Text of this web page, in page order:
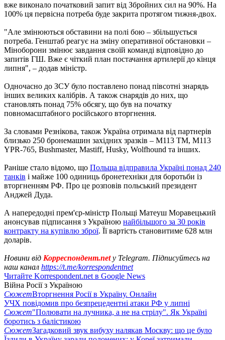
вже виконало початковий запит від Збройних сил на 90%. На
100% ця первісна потреба буде закрита протягом тижня-двох.
"Але змінюються обставини на полі бою – збільшується
потреба. Генштаб реагує на зміну оперативної обстановки –
Міноборони змінює завдання своїй команді відповідно до
запитів ГШ. Вже є чіткий план постачання артилерії до кінця
липня", – додав міністр.
Одночасно до ЗСУ було поставлено понад півсотні знарядь
інших великих калібрів. А також снарядів до них, що
становлять понад 75% обсягу, що був на початку
повномасштабного російського вторгнення.
За словами Резнікова, також Україна отримала від партнерів
близько 250 бронемашин західних зразків – М113 ТМ, М113
YPR-765, Bushmaster, Mastiff, Husky, Wolfhound та інших.
Раніше стало відомо, що Польща відправила Україні понад 240
танків і майже 100 одиниць бронетехніки для боротьби із
вторгненням РФ. Про це розповів польський президент
Анджей Дуда.
А напередодні прем'єр-міністр Польщі Матеуш Моравецький
анонсував підписання з Україною найбільшого за 30 років
контракту на купівлю зброї. Її вартість становитиме 628 млн
доларів.
Новини від Корреспондент.netу Telegram. Підписуйтесь на
наш канал https://t.me/korrespondentnet
Читайте Korrespondent.net в Google News
Війна Росії з Україною
СюжетВторгнення Росії в Україну. Онлайн
УЧХ повідомив про безпрецедентні атаки РФ у липні
Сюжет"Полювати на лучника, а не на стрілу". Як Україні
боротись з балістикою
СюжетЗагадковий звук вибуху налякав Москву: що це було